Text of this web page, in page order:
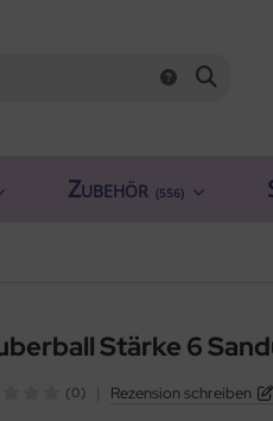
Zubehör (556)
Stärke 6
(0) Rezension schreiben